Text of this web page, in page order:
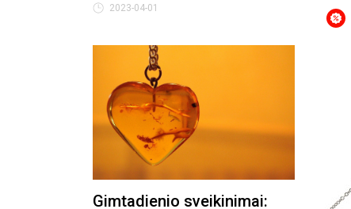
2023-04-01
Gimtadienio sveikinimai: